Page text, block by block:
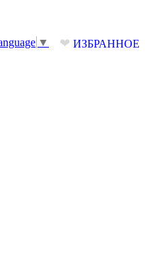
❤ ИЗБРАННОЕ
▼